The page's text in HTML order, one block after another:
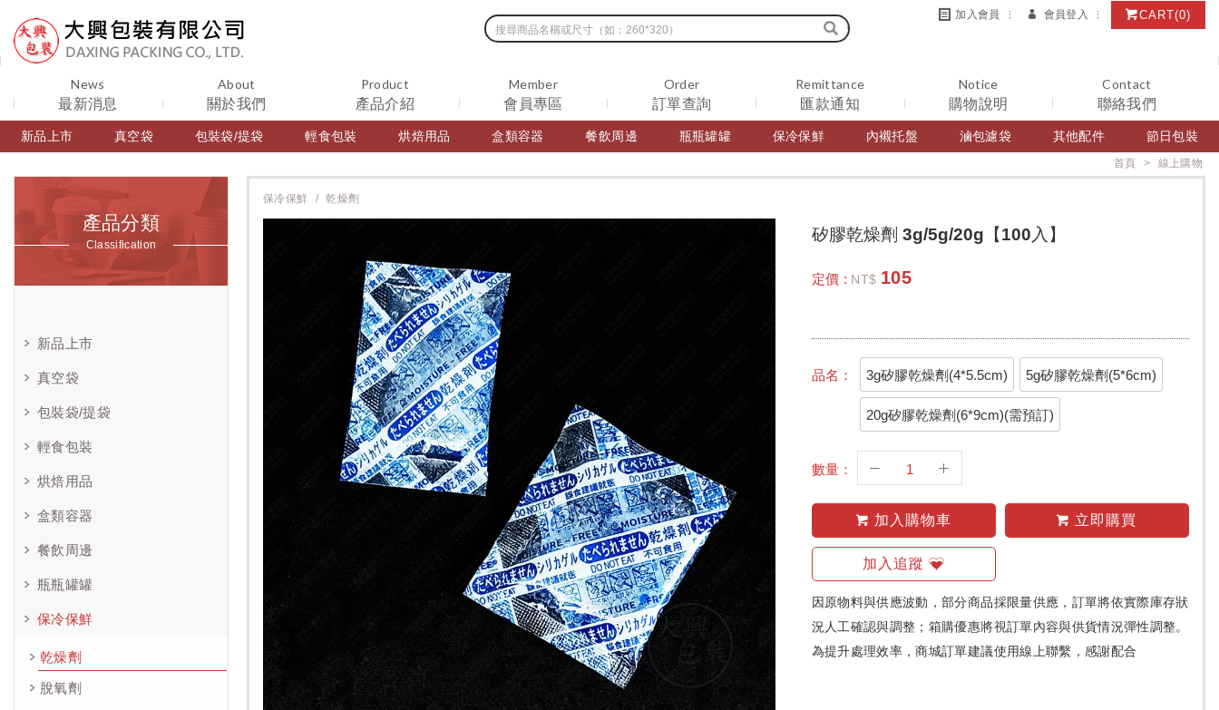
加入會員 會員登入 CART(0)
News
最新消息
About
關於我們
Product
產品介紹
新品上市 真空袋 包裝袋/提袋 輕食包裝 烘焙用品 盒類容器 餐飲周邊 瓶瓶罐罐 保冷保鮮 內襯托盤 滷包濾袋 其他配件 節日包裝
Member
會員專區
Order
訂單查詢
Remittance
匯款通知
Notice
購物說明
Contact
聯絡我們
產品分類
Classification
新品上市
真空袋
包裝袋/提袋
輕食包裝
烘焙用品
盒類容器
餐飲周邊
瓶瓶罐罐
保冷保鮮
乾燥劑
脫氧劑
首頁 線上購物
保冷保鮮 乾燥劑
矽膠乾燥劑 3g/5g/20g【100入】
定價 : NT$ 105
品名： 3g矽膠乾燥劑(4*5.5cm) 5g矽膠乾燥劑(5*6cm)
20g矽膠乾燥劑(6*9cm)(需預訂)
數量：
加入購物車 立即購買
加入追蹤
因原物料與供應波動，部分商品採限量供應，訂單將依實際庫存狀
況人工確認與調整；箱購優惠將視訂單內容與供貨情況彈性調整。
為提升處理效率，商城訂單建議使用線上聯繫，感謝配合